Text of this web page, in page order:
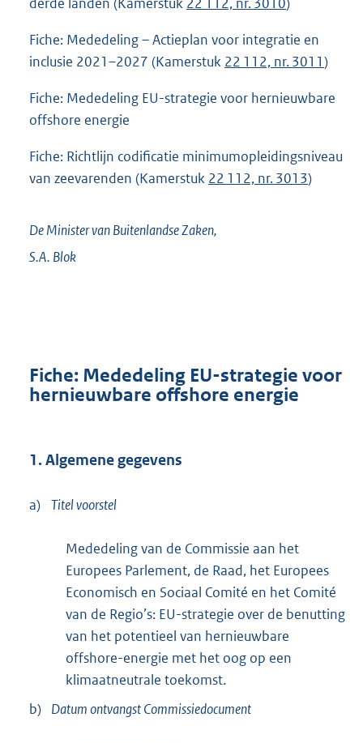
Fiche: Mededeling – Actieplan voor integratie en
inclusie 2021–2027 (Kamerstuk 22 112, nr. 3011)
Fiche: Mededeling EU-strategie voor hernieuwbare
offshore energie
Fiche: Richtlijn codificatie minimumopleidingsniveau
van zeevarenden (Kamerstuk 22 112, nr. 3013)
De Minister van Buitenlandse Zaken,
S.A. Blok
Fiche: Mededeling EU-strategie voor
hernieuwbare offshore energie
1. Algemene gegevens
a) Titel voorstel
Mededeling van de Commissie aan het
Europees Parlement, de Raad, het Europees
Economisch en Sociaal Comité en het Comité
van de Regio’s: EU-strategie over de benutting
van het potentieel van hernieuwbare
offshore-energie met het oog op een
klimaatneutrale toekomst.
b) Datum ontvangst Commissiedocument